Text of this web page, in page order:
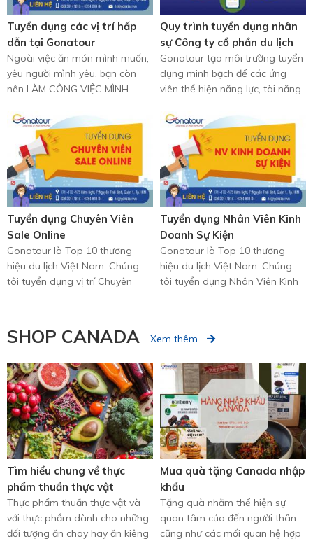
Tuyển dụng các vị trí hấp
dẫn tại Gonatour
Ngoài việc ăn món mình muốn,
yêu người mình yêu, bạn còn
nên LÀM CÔNG VIỆC MÌNH
tin tuyển ...
Quy trình tuyển dụng nhân
sự Công ty cổ phần du lịch
Gonatour
Gonatour tạo môi trường tuyển
dụng minh bạch để các ứng
viên thể hiện năng lực, tài năng
Tuyển dụng Chuyên Viên
Sale Online
Gonatour là Top 10 thương
hiệu du lịch Việt Nam. Chúng
tôi tuyển dụng vị trí Chuyên
Tuyển dụng Nhân Viên Kinh
Doanh Sự Kiện
Gonatour là Top 10 thương
hiệu du lịch Việt Nam. Chúng
tôi tuyển dụng Nhân Viên Kinh
SHOP CANADA Xem thêm
Tìm hiểu chung về thực
phẩm thuần thực vật
Thực phẩm thuần thực vật và
với thực phẩm dành cho những
đối tượng ăn chay hay ăn kiêng
Mua quà tặng Canada nhập
khẩu
Tặng quà nhằm thể hiện sự
quan tâm của đến người thân
cũng như các mối quan hệ hợp